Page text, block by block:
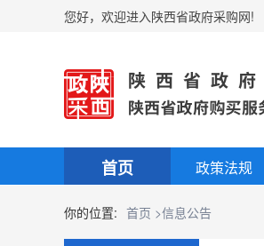
您好，欢迎进入陕西省政府采购网!
首页 政策法规
你的位置: 首页 >信息公告